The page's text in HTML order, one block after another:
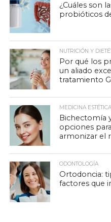
¿Cuáles son
probióticos
NUTRICIÓN Y
Por qué los
un aliado
tratamiento
MEDICINA ESTÉTICA
Bichectomía
opciones
armonizar el
ODONTOLOGÍA
Ortodoncia:
factores que